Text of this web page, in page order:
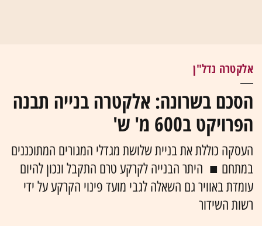
אלקטרה נדל"ן
הסכם בשרונה: אלקטרה בנייה תבנה
הפרויקט ב600 מ' ש'
העסקה כוללת את בניית שלושת מגדלי המגורים המתוכננים
במתחם ■ היתר הבנייה לקרקע טרם התקבל ונכון להיום
עומדת באוויר גם השאלה לגבי מועד פינוי הקרקע על ידי
רשות השידור